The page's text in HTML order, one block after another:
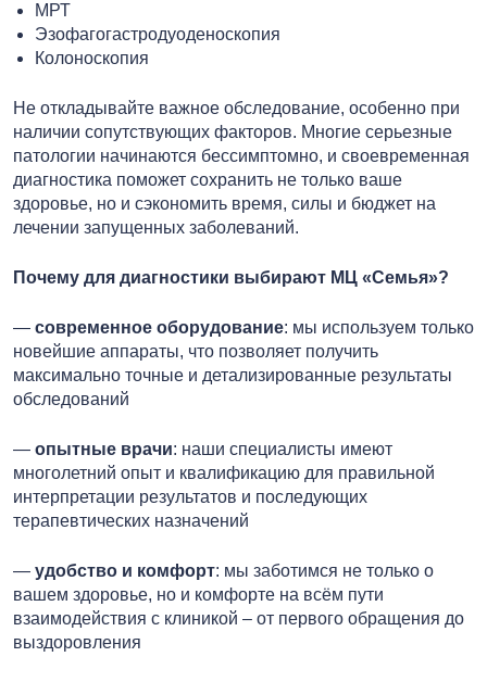
МРТ
Эзофагогастродуоденоскопия
Колоноскопия
Не откладывайте важное обследование, особенно при
наличии сопутствующих факторов. Многие серьезные
патологии начинаются бессимптомно, и своевременная
диагностика поможет сохранить не только ваше
здоровье, но и сэкономить время, силы и бюджет на
лечении запущенных заболеваний.
Почему для диагностики выбирают МЦ «Семья»?
— современное оборудование: мы используем только
новейшие аппараты, что позволяет получить
максимально точные и детализированные результаты
обследований
— опытные врачи: наши специалисты имеют
многолетний опыт и квалификацию для правильной
интерпретации результатов и последующих
терапевтических назначений
— удобство и комфорт: мы заботимся не только о
вашем здоровье, но и комфорте на всём пути
взаимодействия с клиникой – от первого обращения до
выздоровления